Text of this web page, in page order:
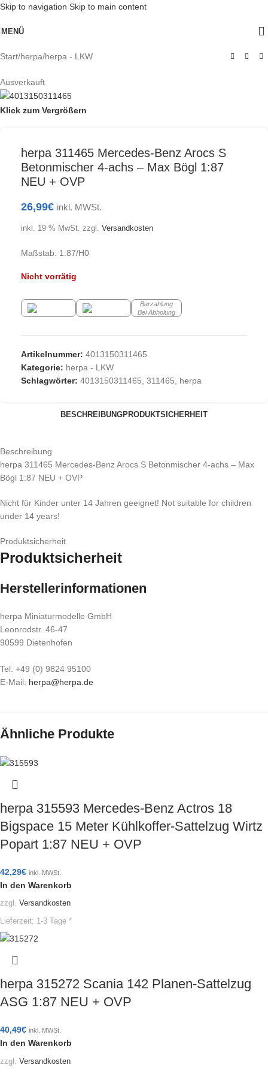
Skip to navigation Skip to main content
MENÜ
Start/herpa/herpa - LKW
Ausverkauft
Klick zum Vergrößern
herpa 311465 Mercedes-Benz Arocs S
Betonmischer 4-achs – Max Bögl 1:87
NEU + OVP
26,99€ inkl. MWSt.
inkl. 19 % MwSt. zzgl. Versandkosten
Maßstab: 1:87/H0
Nicht vorrätig
Barzahlung
Bei Abholung
Artikelnummer: 4013150311465
Kategorie: herpa - LKW
Schlagwörter: 4013150311465, 311465, herpa
BESCHREIBUNGPRODUKTSICHERHEIT
Beschreibung
herpa 311465 Mercedes-Benz Arocs S Betonmischer 4-achs – Max
Bögl 1:87 NEU + OVP
Nicht für Kinder unter 14 Jahren geeignet! Not suitable for children
under 14 years!
Produktsicherheit
Produktsicherheit
Herstellerinformationen
herpa Miniaturmodelle GmbH
Leonrodstr. 46-47
90599 Dietenhofen
Tel: +49 (0) 9824 95100
E-Mail: herpa@herpa.de
Ähnliche Produkte
herpa 315593 Mercedes-Benz Actros 18
Bigspace 15 Meter Kühlkoffer-Sattelzug Wirtz
Popart 1:87 NEU + OVP
42,29€ inkl. MWSt.
In den Warenkorb
zzgl. Versandkosten
Lieferzeit: 1-3 Tage *
herpa 315272 Scania 142 Planen-Sattelzug
ASG 1:87 NEU + OVP
40,49€ inkl. MWSt.
In den Warenkorb
zzgl. Versandkosten